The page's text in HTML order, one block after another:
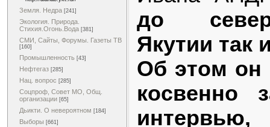
Земля. Недра [241]
Экология. Природа.
Стихия.Огонь.Вода [381]
СМИ, Сайты, Форумы. Газеты ТВ
[160]
Промышленность [43]
Нефтегаз [285]
Нац. вопрос [285]
Соцпроф, Совет МО, Общ.
организации [65]
Дьикти. О невероятном [184]
Выборы [661]
до
Якутии так
Об этом он
косвенно
интервью,